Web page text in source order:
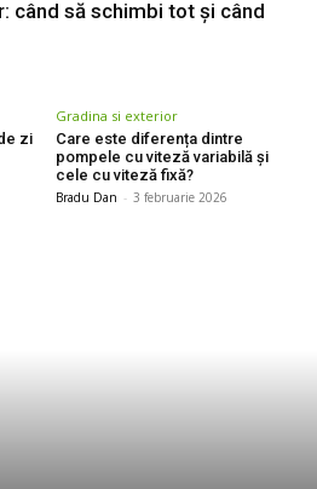
când să schimbi tot și când
zi
Gradina si exterior
Care este diferența dintre
pompele cu viteză variabilă și
cele cu viteză fixă?
Bradu Dan - 3 februarie 2026